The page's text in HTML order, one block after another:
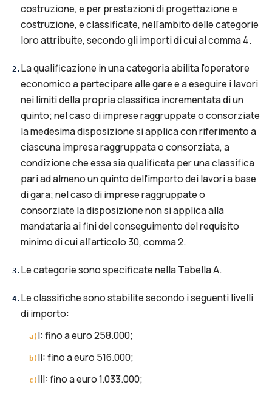
costruzione, e per prestazioni di progettazione e
costruzione, e classificate, nell'ambito delle categorie
loro attribuite, secondo gli importi di cui al comma 4.
2. La qualificazione in una categoria abilita l'operatore
economico a partecipare alle gare e a eseguire i lavori
nei limiti della propria classifica incrementata di un
quinto; nel caso di imprese raggruppate o consorziate
la medesima disposizione si applica con riferimento a
ciascuna impresa raggruppata o consorziata, a
condizione che essa sia qualificata per una classifica
pari ad almeno un quinto dell'importo dei lavori a base
di gara; nel caso di imprese raggruppate o
consorziate la disposizione non si applica alla
mandataria ai fini del conseguimento del requisito
minimo di cui all'articolo 30, comma 2.
3. Le categorie sono specificate nella Tabella A.
4. Le classifiche sono stabilite secondo i seguenti livelli
di importo:
a) I: fino a euro 258.000;
b) II: fino a euro 516.000;
c) III: fino a euro 1.033.000;